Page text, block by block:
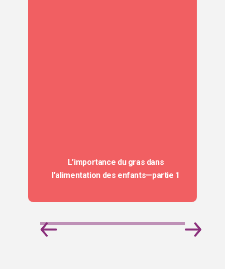
L’importance du gras dans
l’alimentation des enfants—partie 1